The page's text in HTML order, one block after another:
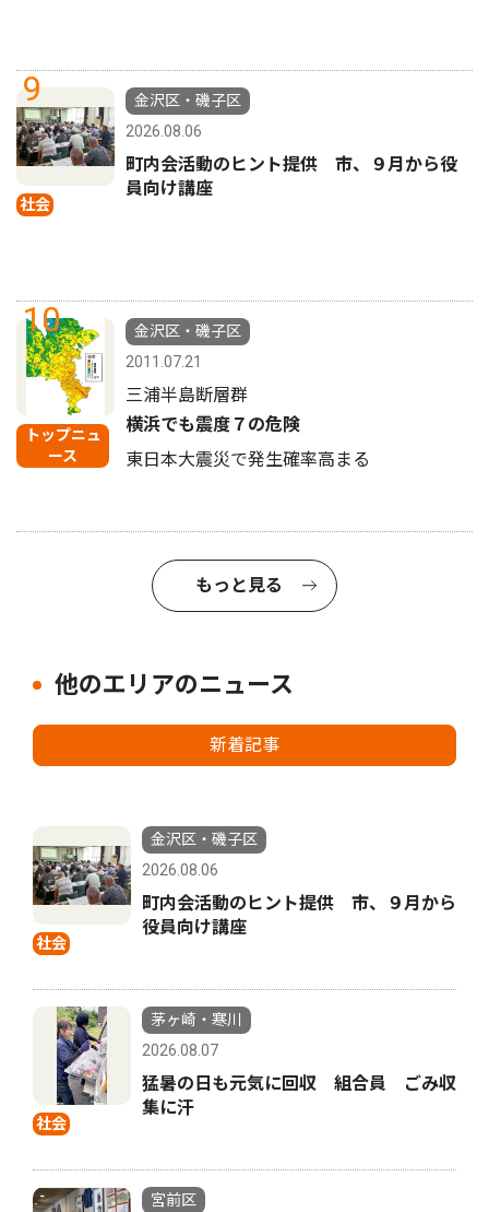
9
社会
金沢区・磯子区
2026.08.06
町内会活動のヒント提供 市、９月から役
員向け講座
10
トップニュ
ース
金沢区・磯子区
2011.07.21
三浦半島断層群
横浜でも震度７の危険
東日本大震災で発生確率高まる
もっと見る
他のエリアのニュース
新着記事
社会
金沢区・磯子区
2026.08.06
町内会活動のヒント提供 市、９月から
役員向け講座
社会
茅ヶ崎・寒川
2026.08.07
猛暑の日も元気に回収 組合員 ごみ収
集に汗
宮前区